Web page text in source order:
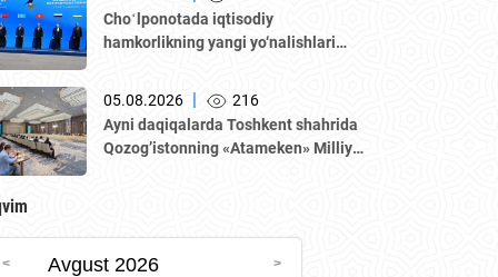
Choʻlponotada iqtisodiy
hamkorlikning yangi yo‘nalishlari
05.08.2026 |
216
Аyni daqiqalarda Toshkent shahrida
Qozogʼistonning «Аtameken» Milliy
muzokaralari boʼlib oʼtmoqda.
Avgust 2026